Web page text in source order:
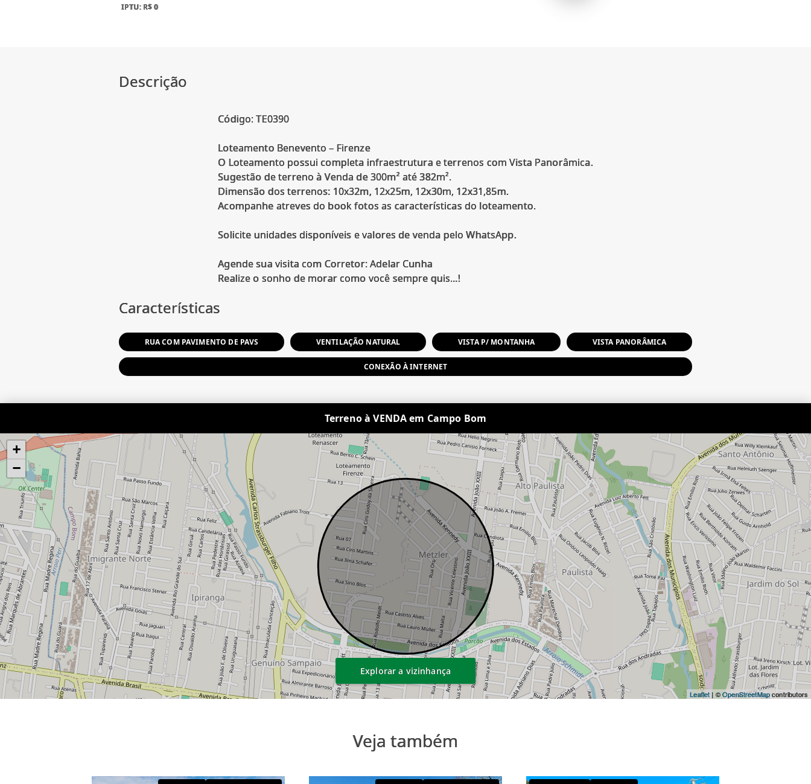
IPTU: R$ 0
Descrição
Código: TE0390
Loteamento Benevento – Firenze
O Loteamento possui completa infraestrutura e terrenos com Vista Panorâmica.
Sugestão de terreno à Venda de 300m² até 382m².
Dimensão dos terrenos: 10x32m, 12x25m, 12x30m, 12x31,85m.
Acompanhe atreves do book fotos as características do loteamento.
Solicite unidades disponíveis e valores de venda pelo WhatsApp.
Agende sua visita com Corretor: Adelar Cunha
Realize o sonho de morar como você sempre quis...!
Características
RUA COM PAVIMENTO DE PAVS VENTILAÇÃO NATURAL VISTA P/ MONTANHA VISTA PANORÂMICA
CONEXÃO À INTERNET
Terreno à VENDA em Campo Bom
+
−
Leaflet | ©OpenStreetMapcontributors
Explorar a vizinhança
Veja também